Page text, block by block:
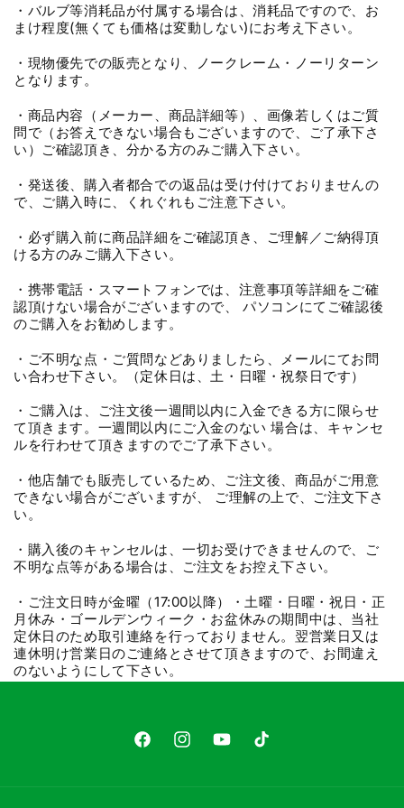
・バルブ等消耗品が付属する場合は、消耗品ですので、お
まけ程度(無くても価格は変動しない)にお考え下さい。
・現物優先での販売となり、ノークレーム・ノーリターン
となります。
・商品内容（メーカー、商品詳細等）、画像若しくはご質
問で（お答えできない場合もございますので、ご了承下さ
い）ご確認頂き、分かる方のみご購入下さい。
・発送後、購入者都合での返品は受け付けておりませんの
で、ご購入時に、くれぐれもご注意下さい。
・必ず購入前に商品詳細をご確認頂き、ご理解／ご納得頂
ける方のみご購入下さい。
・携帯電話・スマートフォンでは、注意事項等詳細をご確
認頂けない場合がございますので、 パソコンにてご確認後
のご購入をお勧めします。
・ご不明な点・ご質問などありましたら、メールにてお問
い合わせ下さい。（定休日は、土・日曜・祝祭日です）
・ご購入は、ご注文後一週間以内に入金できる方に限らせ
て頂きます。一週間以内にご入金のない 場合は、キャンセ
ルを行わせて頂きますのでご了承下さい。
・他店舗でも販売しているため、ご注文後、商品がご用意
できない場合がございますが、 ご理解の上で、ご注文下さ
い。
・購入後のキャンセルは、一切お受けできませんので、ご
不明な点等がある場合は、ご注文をお控え下さい。
・ご注文日時が金曜（17:00以降）・土曜・日曜・祝日・正
月休み・ゴールデンウィーク・お盆休みの期間中は、当社
定休日のため取引連絡を行っておりません。翌営業日又は
連休明け営業日のご連絡とさせて頂きますので、お間違え
のないようにして下さい。
FacebookInstagramYouTubeTikTok